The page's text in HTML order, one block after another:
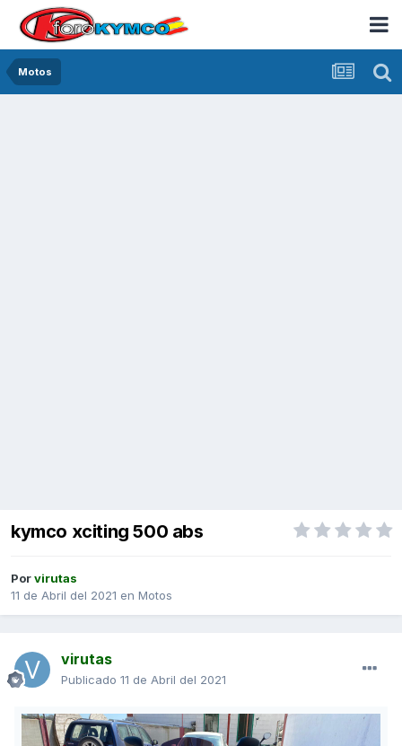
Motos
kymco xciting 500 abs
Porvirutas
11 de Abril del 2021 en Motos
virutas
Publicado 11 de Abril del 2021